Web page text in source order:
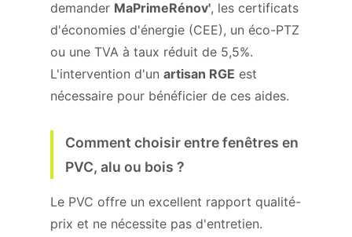
demander MaPrimeRénov', les certificats
d'économies d'énergie (CEE), un éco-PTZ
ou une TVA à taux réduit de 5,5%.
L'intervention d'un artisan RGE est
nécessaire pour bénéficier de ces aides.
Comment choisir entre fenêtres en
PVC, alu ou bois ?
Le PVC offre un excellent rapport qualité-
prix et ne nécessite pas d'entretien.